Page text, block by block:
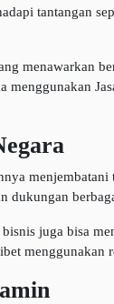
tantangan
menawarkan
juga bisa
menggunakan